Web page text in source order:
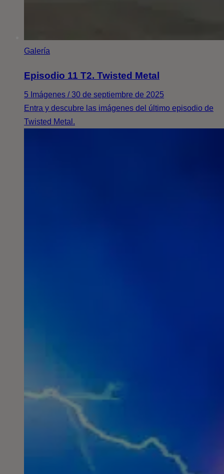
Galería
Episodio 11 T2. Twisted Metal
5 Imágenes / 30 de septiembre de 2025
Entra y descubre las imágenes del último episodio de
Twisted Metal.